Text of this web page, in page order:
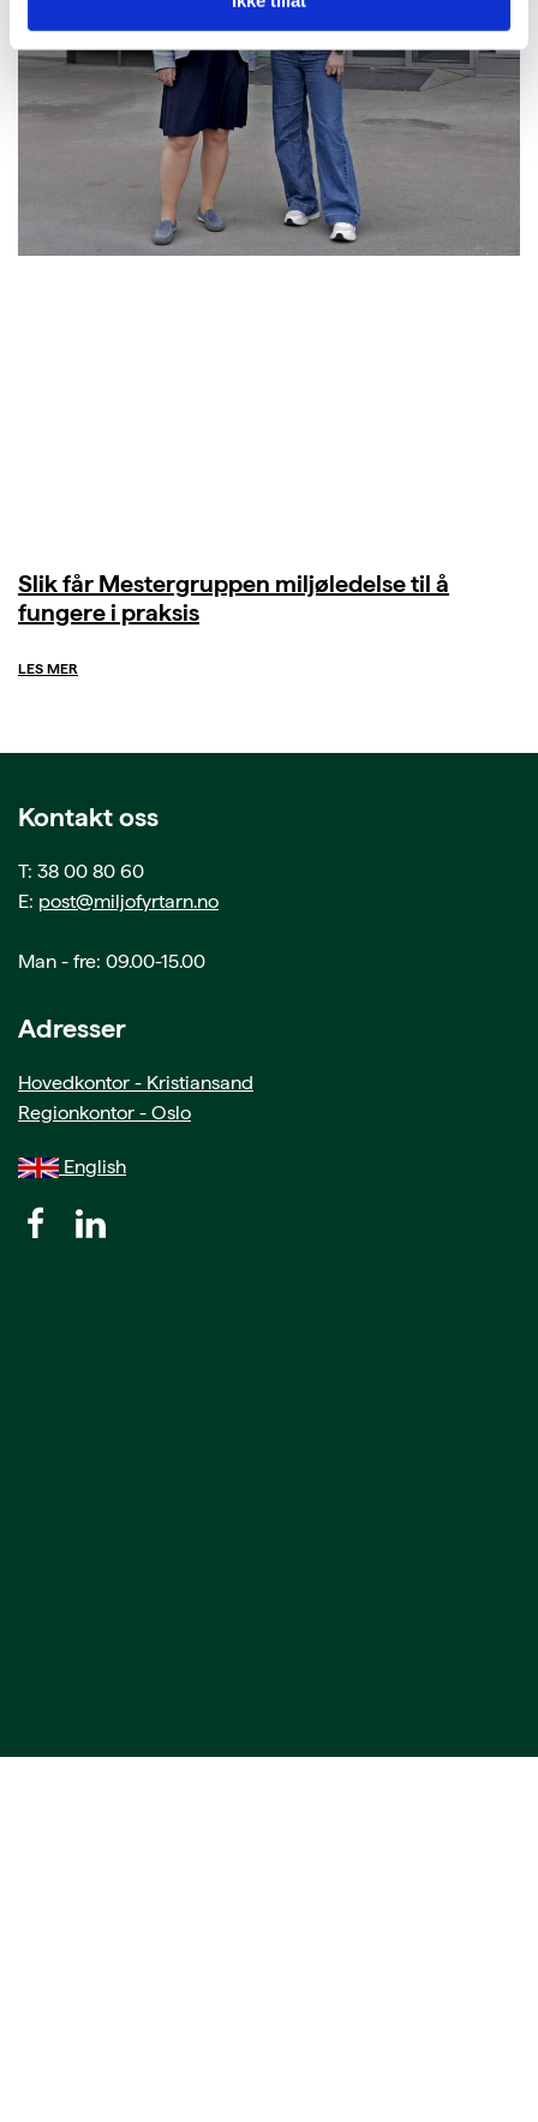
Slik får Mestergruppen miljøledelse til å
fungere i praksis
LES MER
Kontakt oss
T: 38 00 80 60
E: post@miljofyrtarn.no
Man - fre: 09.00-15.00
Adresser
Hovedkontor - Kristiansand
Regionkontor - Oslo
English